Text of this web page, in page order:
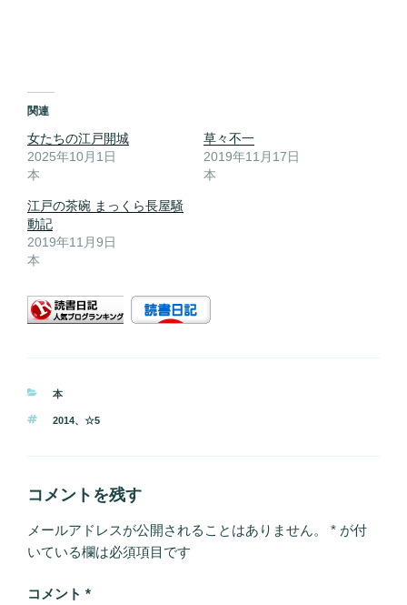
関連
女たちの江戸開城
2025年10月1日
本
草々不一
2019年11月17日
本
江戸の茶碗 まっくら長屋騒
動記
2019年11月9日
本
カ
ゴ
ー
本
タ
2014、 ☆5
コメントを残す
メールアドレスが公開されることはありません。 * が付
いている欄は必須項目です
コメント *